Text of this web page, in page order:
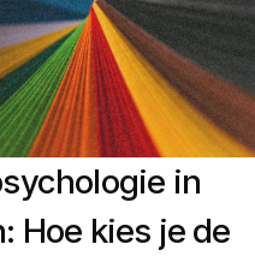
in
Hoe kies je de